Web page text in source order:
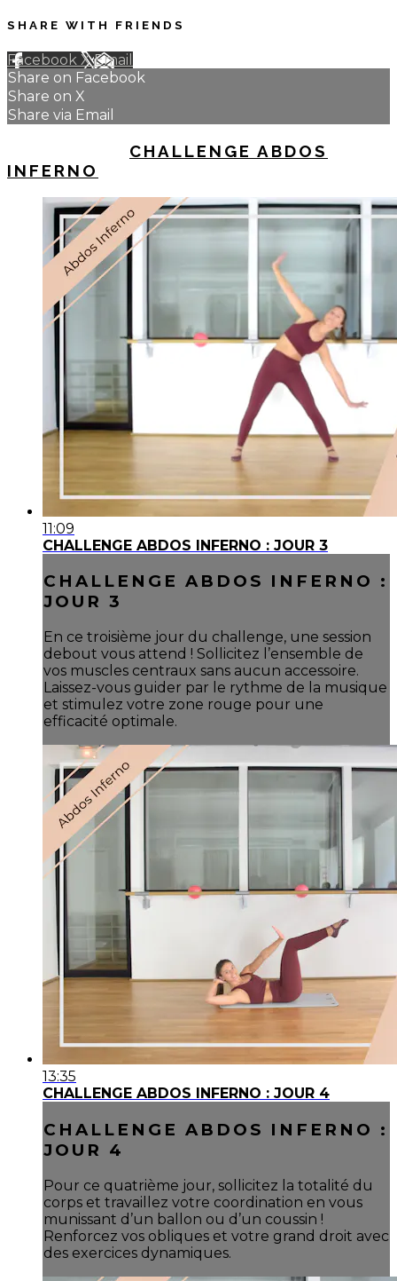
SHARE WITH FRIENDS
Facebook XEmail
Share on Facebook
Share on X
Share via Email
CHALLENGE ABDOS
INFERNO
11:09
CHALLENGE ABDOS INFERNO : JOUR 3
CHALLENGE ABDOS INFERNO :
JOUR 3
En ce troisième jour du challenge, une session
debout vous attend ! Sollicitez l’ensemble de
vos muscles centraux sans aucun accessoire.
Laissez-vous guider par le rythme de la musique
et stimulez votre zone rouge pour une
efficacité optimale.
13:35
CHALLENGE ABDOS INFERNO : JOUR 4
CHALLENGE ABDOS INFERNO :
JOUR 4
Pour ce quatrième jour, sollicitez la totalité du
corps et travaillez votre coordination en vous
munissant d’un ballon ou d’un coussin !
Renforcez vos obliques et votre grand droit avec
des exercices dynamiques.